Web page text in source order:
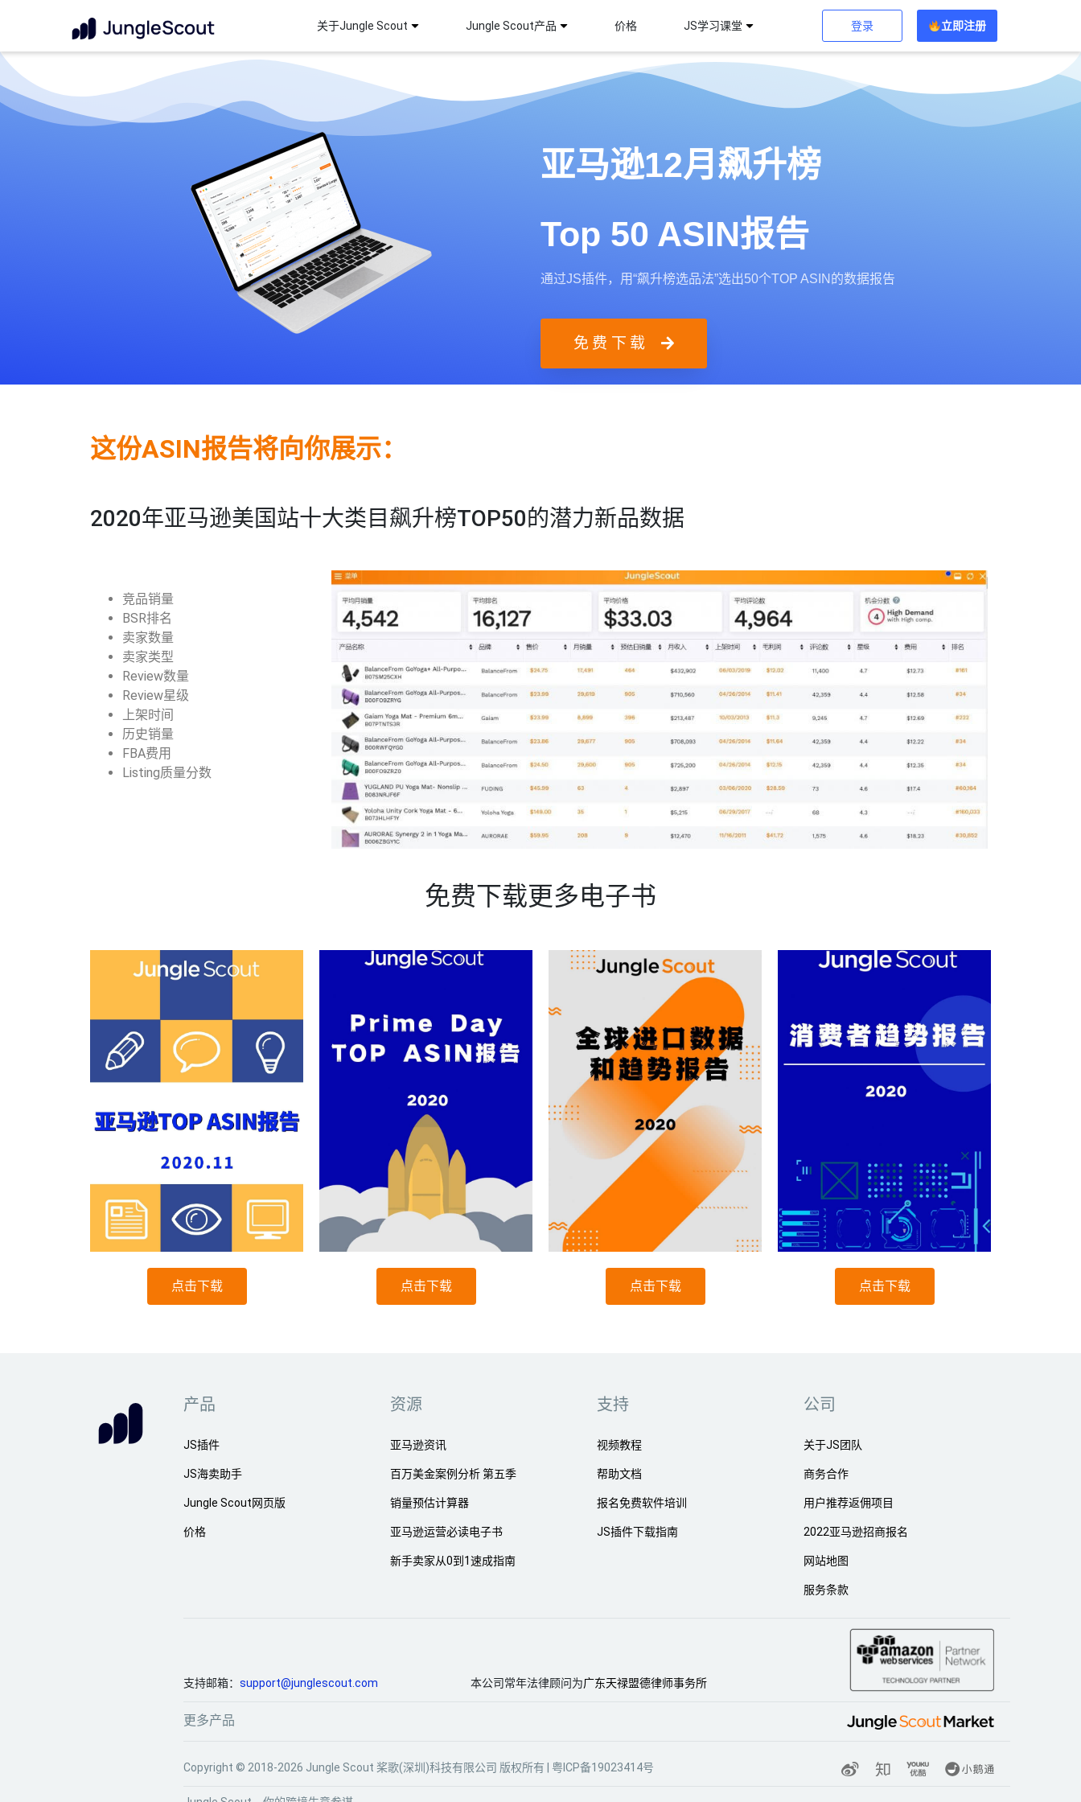
关于Jungle Scout Jungle Scout产品 价格 JS学习课堂 登录 立即注册
亚马逊12月飙升榜
Top 50 ASIN报告
通过JS插件，用“飙升榜选品法”选出50个TOP ASIN的数据报告
免费下载
这份ASIN报告将向你展示：
2020年亚马逊美国站十大类目飙升榜TOP50的潜力新品数据
竞品销量
BSR排名
卖家数量
卖家类型
Review数量
Review星级
上架时间
历史销量
FBA费用
Listing质量分数
免费下载更多电子书
点击下载 点击下载 点击下载 点击下载
产品
JS插件
JS海卖助手
Jungle Scout网页版
价格
资源
亚马逊资讯
百万美金案例分析 第五季
销量预估计算器
亚马逊运营必读电子书
新手卖家从0到1速成指南
支持
视频教程
帮助文档
报名免费软件培训
JS插件下载指南
公司
关于JS团队
商务合作
用户推荐返佣项目
2022亚马逊招商报名
网站地图
服务条款
支持邮箱： support@junglescout.com 本公司常年法律顾问为广东天禄盟德律师事务所
更多产品
Copyright © 2018-2026 Jungle Scout 桨歌(深圳)科技有限公司 版权所有 | 粤ICP备19023414号